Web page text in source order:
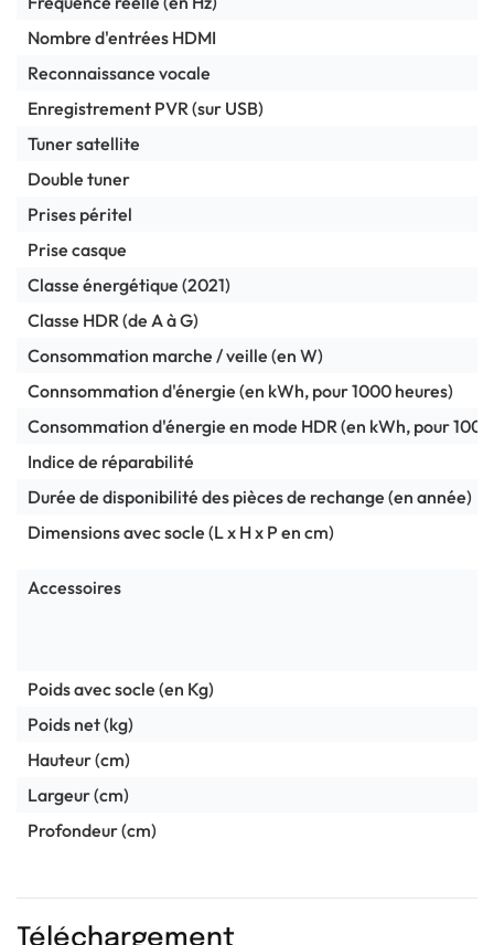
Nombre d'entrées HDMI
Reconnaissance vocale
Enregistrement PVR (sur USB)
Tuner satellite
Double tuner
Prises péritel
Prise casque
Classe énergétique (2021)
Classe HDR (de A à G)
Consommation marche / veille (en W)
Connsommation d'énergie (en kWh, pour 1000 heures)
Consommation d'énergie en mode HDR (en kWh, pour
Indice de réparabilité
Durée de disponibilité des pièces de rechange (en année)
Dimensions avec socle (L x H x P en cm)
Accessoires
Poids avec socle (en Kg)
Poids net (kg)
Hauteur (cm)
Largeur (cm)
Profondeur (cm)
Téléchargement